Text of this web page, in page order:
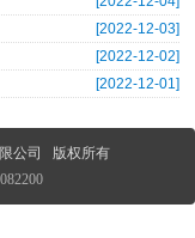
[2022-12-03]
[2022-12-02]
[2022-12-01]
公司 版权所有